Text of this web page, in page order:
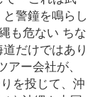
警鐘を鳴らし
も危ない ちな
だけではあり
ー会社が、
を投じて、沖